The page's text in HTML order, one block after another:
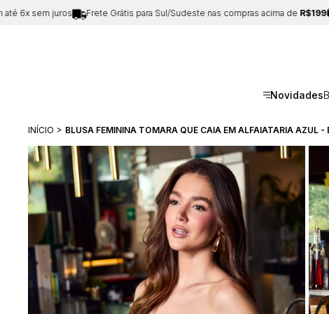
juros Frete Grátis para Sul/Sudeste nas compras acima deR$199
Novidades
INÍCIO BLUSA FEMININA TOMARA QUE CAIA EM ALFAIATARIA AZUL -